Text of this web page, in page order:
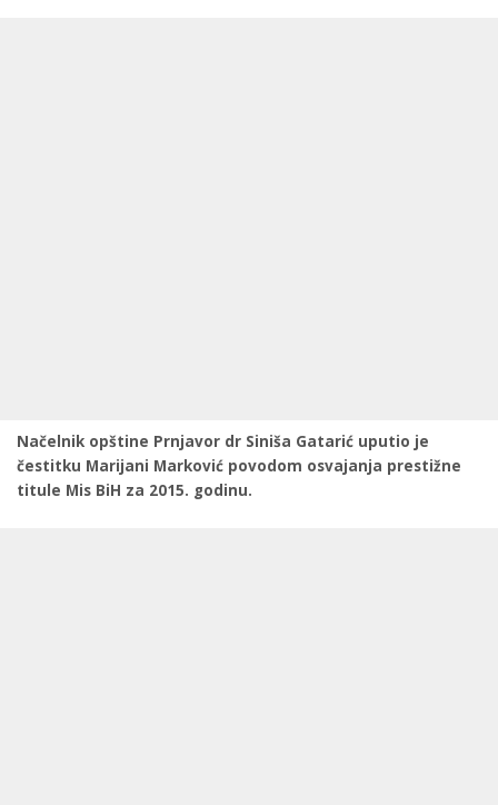
Načelnik opštine Prnjavor dr Siniša Gatarić uputio je
čestitku Marijani Marković povodom osvajanja prestižne
titule Mis BiH za 2015. godinu.